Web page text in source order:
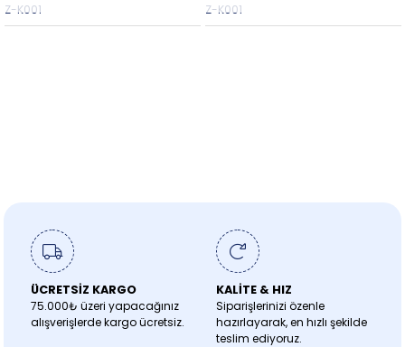
Z-K001 Z-K001
ÜCRETSİZ KARGO
75.000₺ üzeri yapacağınız
alışverişlerde kargo ücretsiz.
KALİTE & HIZ
Siparişlerinizi özenle
hazırlayarak, en hızlı şekilde
teslim ediyoruz.